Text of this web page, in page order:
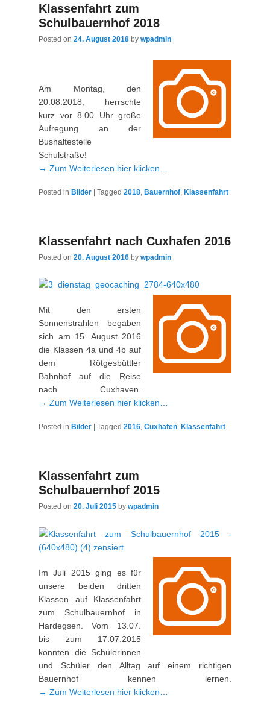
Klassenfahrt zum
Schulbauernhof 2018
Posted on 24. August 2018 by wpadmin
Am Montag, den
20.08.2018, herrschte
kurz vor 8.00 Uhr große
Aufregung an der
Bushaltestelle
Schulstraße!
→ Zum Weiterlesen hier klicken…
Posted in Bilder | Tagged 2018 Bauernhof Klassenfahrt
Klassenfahrt nach Cuxhafen 2016
Posted on 20. August 2016 by wpadmin
Mit den ersten
Sonnenstrahlen begaben
sich am 15. August 2016
die Klassen 4a und 4b auf
dem Rötgesbüttler
Bahnhof auf die Reise
nach Cuxhaven.
→ Zum Weiterlesen hier klicken…
Posted in Bilder Tagged 2016, Cuxhafen, Klassenfahrt
Klassenfahrt zum
Schulbauernhof 2015
Posted on 20. Juli 2015 by wpadmin
Im Juli 2015 ging es für
unsere beiden dritten
Klassen auf Klassenfahrt
zum Schulbauernhof in
Hardegsen. Vom 13.07.
bis zum 17.07.2015
konnten die Schülerinnen
und Schüler den Alltag auf einem richtigen
Bauernhof kennen lernen.
→ Zum Weiterlesen hier klicken…